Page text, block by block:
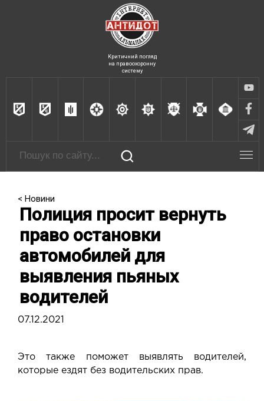
Критичний погляд
на правоохоронну
систему
< Новини
Полиция просит вернуть
право остановки
автомобилей для
выявления пьяных
водителей
07.12.2021
Это также поможет выявлять водителей,
которые ездят без водительских прав.